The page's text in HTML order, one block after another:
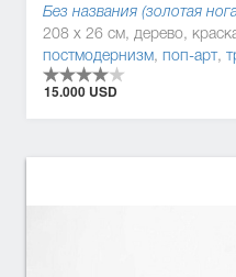
Без названия (золотая
208 x 26 см, дерево,
постмодернизм, поп-арт,
15.000 USD